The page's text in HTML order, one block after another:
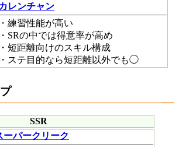
カレンチャン
・練習性能が高い
・SRの中では得意率が高め
・短距離向けのスキル構成
・ステ目的なら短距離以外でも◯
SSR
ーパークリーク